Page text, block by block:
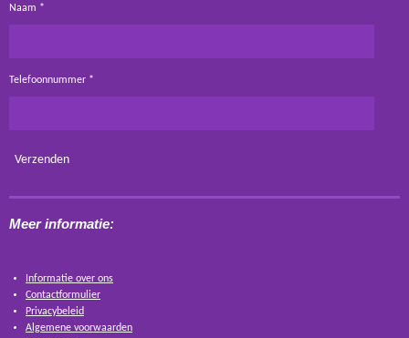
Naam *
Telefoonnummer *
Verzenden
Meer informatie:
Informatie over ons
Contactformulier
Privacybeleid
Algemene voorwaarden